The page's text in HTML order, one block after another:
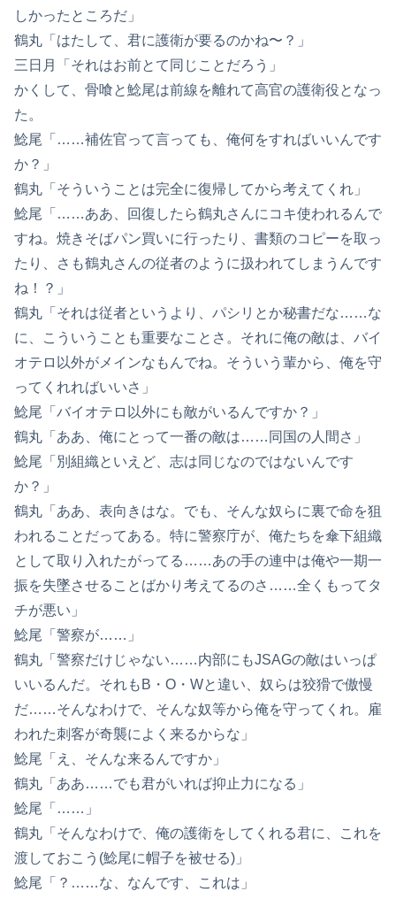
しかったところだ」
鶴丸「はたして、君に護衛が要るのかね〜？」
三日月「それはお前とて同じことだろう」
かくして、骨喰と鯰尾は前線を離れて高官の護衛役となっ
た。
鯰尾「……補佐官って言っても、俺何をすればいいんです
か？」
鶴丸「そういうことは完全に復帰してから考えてくれ」
鯰尾「……ああ、回復したら鶴丸さんにコキ使われるんで
すね。焼きそばパン買いに行ったり、書類のコピーを取っ
たり、さも鶴丸さんの従者のように扱われてしまうんです
ね！？」
鶴丸「それは従者というより、パシリとか秘書だな……な
に、こういうことも重要なことさ。それに俺の敵は、バイ
オテロ以外がメインなもんでね。そういう輩から、俺を守
ってくれればいいさ」
鯰尾「バイオテロ以外にも敵がいるんですか？」
鶴丸「ああ、俺にとって一番の敵は……同国の人間さ」
鯰尾「別組織といえど、志は同じなのではないんです
か？」
鶴丸「ああ、表向きはな。でも、そんな奴らに裏で命を狙
われることだってある。特に警察庁が、俺たちを傘下組織
として取り入れたがってる……あの手の連中は俺や一期一
振を失墜させることばかり考えてるのさ……全くもってタ
チが悪い」
鯰尾「警察が……」
鶴丸「警察だけじゃない……内部にもJSAGの敵はいっぱ
いいるんだ。それもB・O・Wと違い、奴らは狡猾で傲慢
だ……そんなわけで、そんな奴等から俺を守ってくれ。雇
われた刺客が奇襲によく来るからな」
鯰尾「え、そんな来るんですか」
鶴丸「ああ……でも君がいれば抑止力になる」
鯰尾「……」
鶴丸「そんなわけで、俺の護衛をしてくれる君に、これを
渡しておこう(鯰尾に帽子を被せる)」
鯰尾「？……な、なんです、これは」